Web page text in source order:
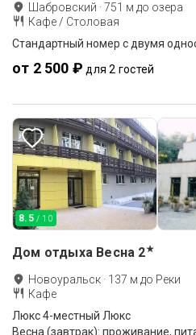
Шабровский ·751 м до озера
Кафе / Столовая
Стандартный номер с двумя
от 2 500 ₽ для 2 гостей
8.5 / 10
Дом отдыха Весна 2★
Новоуральск · 137 м до Реки
Кафе
Люкс 4-местный Люкс
Весна (завтрак): проживание,